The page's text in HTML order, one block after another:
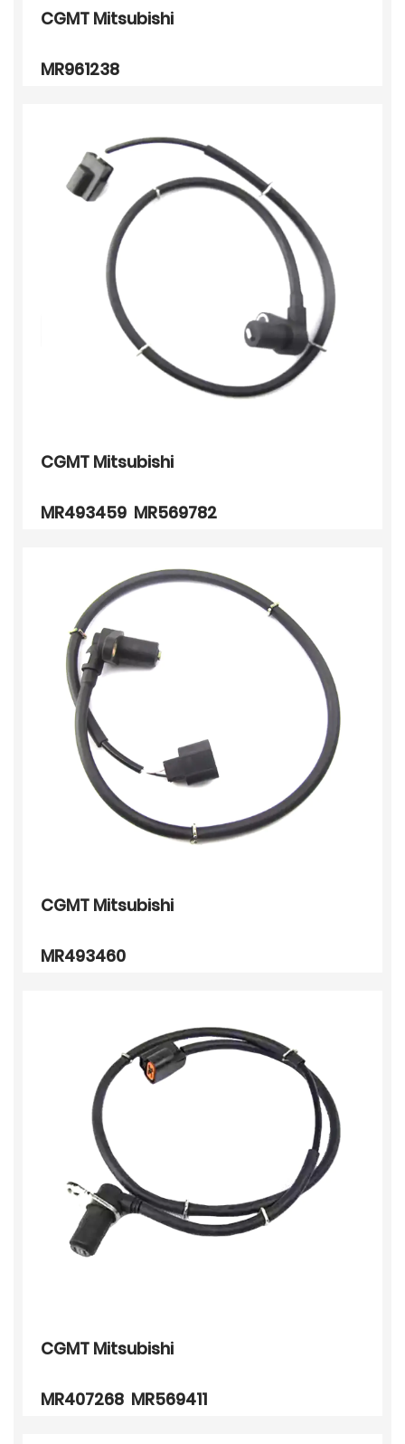
CGMT Mitsubishi
MR961238
CGMT Mitsubishi
MR493459 MR569782
CGMT Mitsubishi
MR493460
CGMT Mitsubishi
MR407268 MR569411